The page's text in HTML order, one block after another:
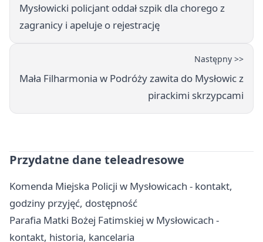
Mysłowicki policjant oddał szpik dla chorego z
zagranicy i apeluje o rejestrację
Następny >>
Mała Filharmonia w Podróży zawita do Mysłowic z
pirackimi skrzypcami
Przydatne dane teleadresowe
Komenda Miejska Policji w Mysłowicach - kontakt,
godziny przyjęć, dostępność
Parafia Matki Bożej Fatimskiej w Mysłowicach -
kontakt, historia, kancelaria